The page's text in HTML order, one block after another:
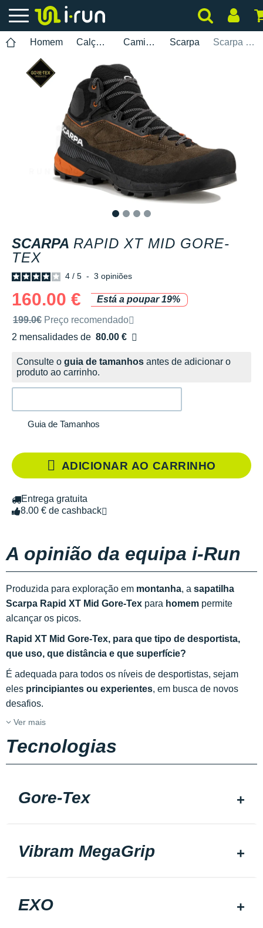
Homem Calçados Caminhada Scarpa Scarpa Rapid XT Mid Gore-Tex
SCARPA RAPID XT MID GORE-
TEX
4 / 5 - 3 opiniões
160.00 €
Está a poupar 19%
Preço de venda recomendado pela marca
199.0€ Preço recomendado
2 mensalidades de 80.00 €
sem custos
Consulte o guia de tamanhos antes de adicionar o
produto ao carrinho.
Guia de Tamanhos
ADICIONAR AO CARRINHO
Entrega gratuita
8.00 € de cashback
A opinião da equipa i-Run
Produzida para exploração em montanha, a sapatilha
Scarpa Rapid XT Mid Gore-Tex para homem permite
alcançar os picos.
Rapid XT Mid Gore-Tex, para que tipo de desportista,
que uso, que distância e que superfície?
É adequada para todos os níveis de desportistas, sejam
eles principiantes ou experientes, em busca de novos
desafios.
Ver mais
Tecnologias
Gore-Tex
Vibram MegaGrip
EXO